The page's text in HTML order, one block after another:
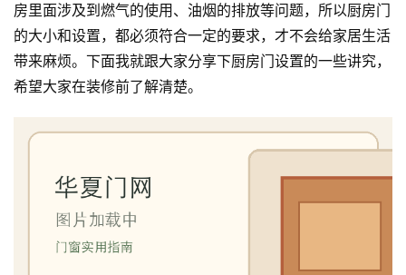
房里面涉及到燃气的使用、油烟的排放等问题，所以厨房门
的大小和设置，都必须符合一定的要求，才不会给家居生活
带来麻烦。下面我就跟大家分享下厨房门设置的一些讲究，
希望大家在装修前了解清楚。